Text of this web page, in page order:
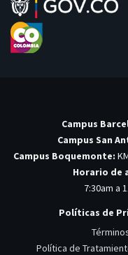
Campus
Campus San
Campus Boquemonte:
Horario de
7:30am a
Políticas de
Política de